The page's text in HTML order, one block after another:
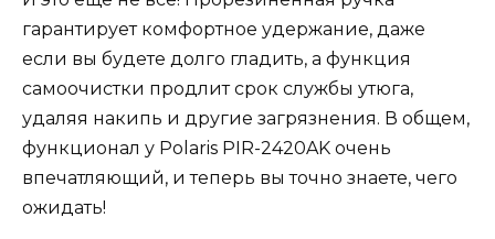
гарантирует комфортное удержание, даже
если вы будете долго гладить, а функция
самоочистки продлит срок службы утюга,
удаляя накипь и другие загрязнения. В общем,
функционал у Polaris PIR-2420AK очень
впечатляющий, и теперь вы точно знаете, чего
ожидать!